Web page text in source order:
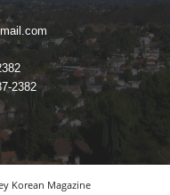
2382
Korean Magazine